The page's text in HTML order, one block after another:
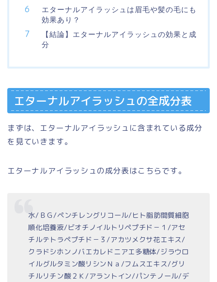
エターナルアイラッシュは眉毛や髪の毛にも
効果あり？
【結論】エターナルアイラッシュの効果と成
分
エターナルアイラッシュの全成分表
まずは、エターナルアイラッシュに含まれている成分
を見ていきます。
エターナルアイラッシュの成分表はこちらです。
水/ＢＧ/ペンチレングリコール/ヒト脂肪間質細胞
順化培養液/ビオチノイルトリペプチド－１/アセ
チルテトラペプチド－３/アカツメクサ花エキス/
クラドシホンノバエカレドニアエ多糖体/ジラウロ
イルグルタミン酸リシンＮａ/フムスエキス/グリ
チルリチン酸２Ｋ/アラントイン/パンテノール/デ